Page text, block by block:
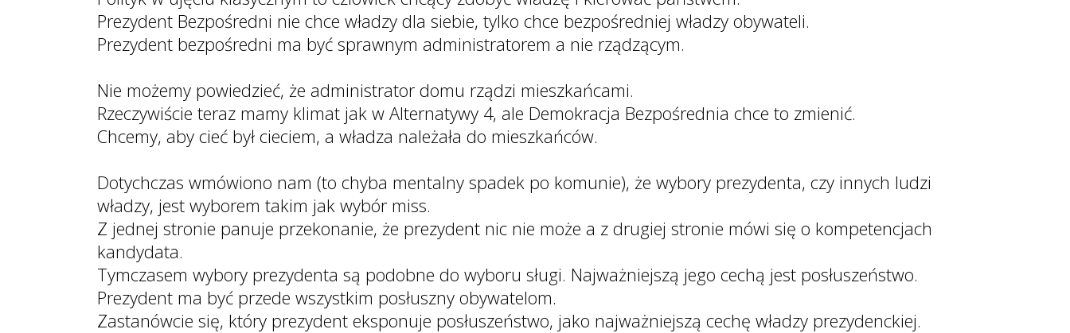
Prezydent Bezpośredni nie chce władzy dla siebie, tylko chce bezpośredniej władzy obywateli.
Prezydent bezpośredni ma być sprawnym administratorem a nie rządzącym.
Nie możemy powiedzieć, że administrator domu rządzi mieszkańcami.
Rzeczywiście teraz mamy klimat jak w Alternatywy 4, ale Demokracja Bezpośrednia chce to zmienić.
Chcemy, aby cieć był cieciem, a władza należała do mieszkańców.
Dotychczas wmówiono nam (to chyba mentalny spadek po komunie), że wybory prezydenta, czy innych ludzi
władzy, jest wyborem takim jak wybór miss.
Z jednej stronie panuje przekonanie, że prezydent nic nie może a z drugiej stronie mówi się o kompetencjach
kandydata.
Tymczasem wybory prezydenta są podobne do wyboru sługi. Najważniejszą jego cechą jest posłuszeństwo.
Prezydent ma być przede wszystkim posłuszny obywatelom.
Zastanówcie się, który prezydent eksponuje posłuszeństwo, jako najważniejszą cechę władzy prezydenckiej.